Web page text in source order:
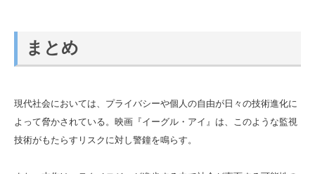
まとめ
現代社会においては、プライバシーや個人の自由が日々の技術進化に
よって脅かされている。映画『イーグル・アイ』は、このような監視
技術がもたらすリスクに対し警鐘を鳴らす。